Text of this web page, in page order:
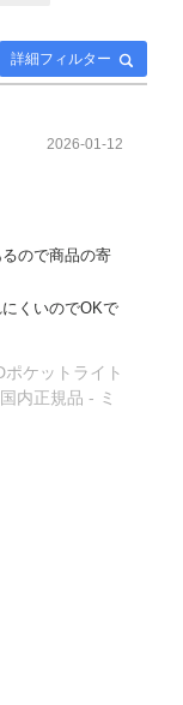
詳細フィルター
2026-01-12
ので商品の寄
くいのでOKで
ケットライト
内正規品 - ミ